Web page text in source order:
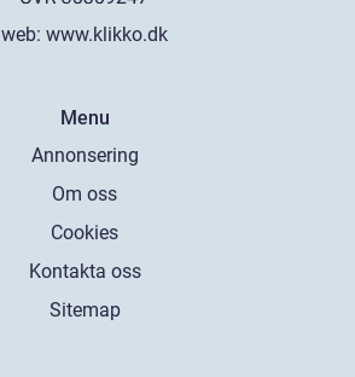
web: www.klikko.dk
Menu
Annonsering
Om oss
Cookies
Kontakta oss
Sitemap